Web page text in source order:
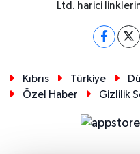
Ltd. harici
Kıbrıs Türkiye
Özel Haber
Gizlilik